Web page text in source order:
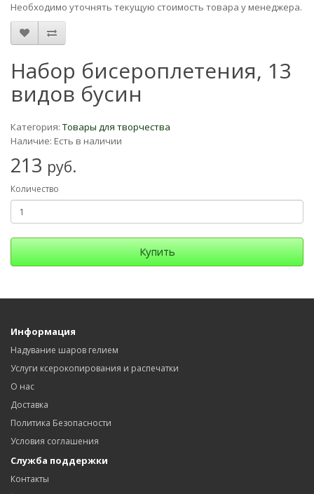
Необходимо уточнять текущую стоимость товара у менеджера.
Набор бисероплетения, 13
видов бусин
Категория: Товары для творчества
Наличие: Есть в наличии
213 руб.
Количество
Купить
Информация
Надувание шаров гелием
Услуги ксерокопирования и распечатки
О нас
Доставка
Политика Безопасности
Условия соглашения
Служба поддержки
Контакты